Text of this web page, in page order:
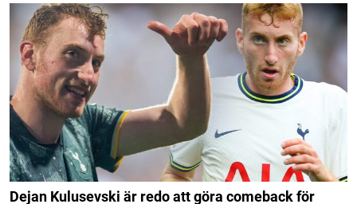
Dejan Kulusevski är redo att göra comeback för